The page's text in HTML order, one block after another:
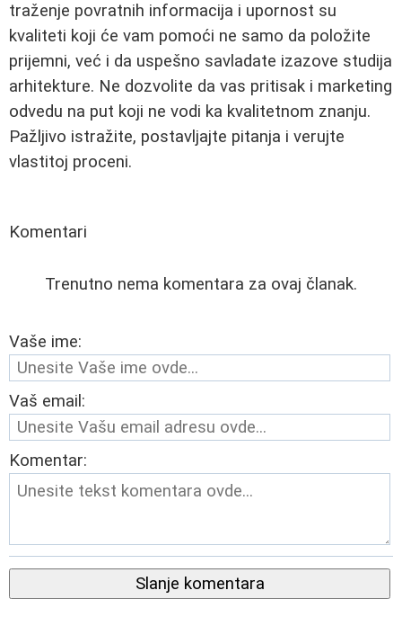
traženje povratnih informacija i upornost su
kvaliteti koji će vam pomoći ne samo da položite
prijemni, već i da uspešno savladate izazove studija
arhitekture. Ne dozvolite da vas pritisak i marketing
odvedu na put koji ne vodi ka kvalitetnom znanju.
Pažljivo istražite, postavljajte pitanja i verujte
vlastitoj proceni.
Komentari
Trenutno nema komentara za ovaj članak.
Vaše ime:
Vaš email:
Komentar:
Slanje komentara